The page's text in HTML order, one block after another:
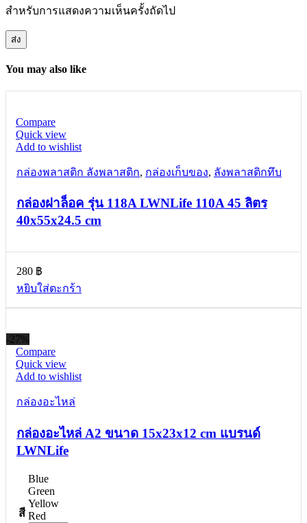
สำหรับการแสดงความเห็นครั้งถัดไป
You may also like
Compare
Quick view
Add to wishlist
กล่องพลาสติก ลังพลาสติก, กล่องเก็บของ, ลังพลาสติกทึบ
กล่องฝาล็อค รุ่น 118A LWNLife 110A 45 ลิตร
40x55x24.5 cm
280 ฿
หยิบใส่ตะกร้า
-27%
Compare
Quick view
Add to wishlist
กล่องอะไหล่
กล่องอะไหล่ A2 ขนาด 15x23x12 cm แบรนด์
LWNLife
สี
Blue
Green
Yellow
Red